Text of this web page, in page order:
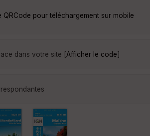
QRCode pour téléchargement sur mobile
dans votre site [Afficher le code]